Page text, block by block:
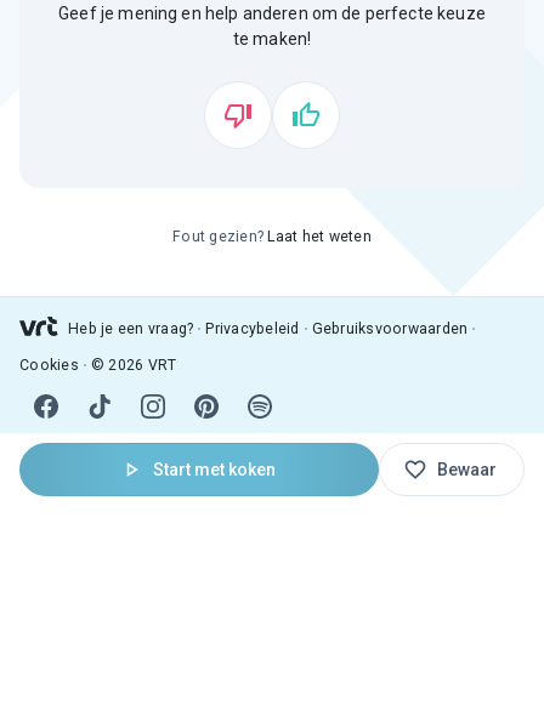
Start met koken Bewaar
Geef je mening en help anderen om de perfecte keuze
te maken!
Fout gezien? Laat het weten
Heb je een vraag? Privacybeleid Gebruiksvoorwaarden
Cookies © 2026 VRT